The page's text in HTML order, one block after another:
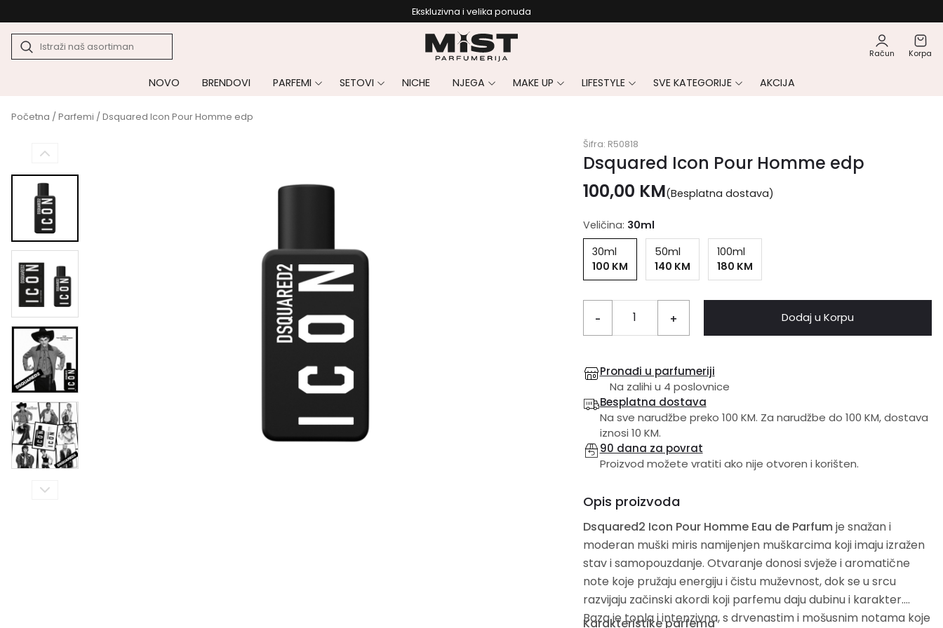
Ekskluzivna i velika ponuda
Račun Korpa
NOVO BRENDOVI PARFEMI SETOVI NICHE NJEGA MAKE UP LIFESTYLE SVE KATEGORIJE AKCIJA
Početna /Parfemi / Dsquared Icon Pour Homme edp
Šifra: R50818
Dsquared Icon Pour Homme edp
100,00 KM(Besplatna dostava)
Veličina: 30ml
30ml
100 KM
50ml
140 KM
100ml
180 KM
- + Dodaj u Korpu
Pronađi u parfumeriji
Na zalihi u 4 poslovnice
Besplatna dostava
Na sve narudžbe preko 100 KM. Za narudžbe do 100 KM, dostava
iznosi 10 KM.
90 dana za povrat
Proizvod možete vratiti ako nije otvoren i korišten.
Opis proizvoda
Dsquared2 Icon Pour Homme Eau de Parfumje snažan i
moderan muški miris namijenjen muškarcima koji imaju izražen
stav i samopouzdanje. Otvaranje donosi svježe i aromatične
note koje pružaju energiju i čistu muževnost, dok se u srcu
razvijaju začinski akordi koji parfemu daju dubinu i karakter.
Baza je topla i intenzivna, s drvenastim i mošusnim notama koje
Karakteristike parfema